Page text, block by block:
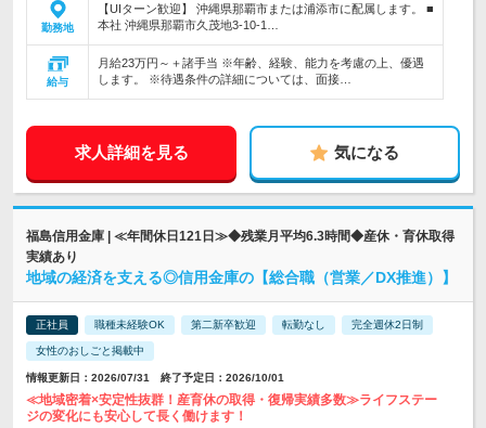
勤務地
【UIターン歓迎】 沖縄県那覇市または浦添市に配属します。 ■
本社 沖縄県那覇市久茂地3-10-1…
給与
月給23万円～＋諸手当 ※年齢、経験、能力を考慮の上、優遇
します。 ※待遇条件の詳細については、面接…
求人詳細を見る 気になる
福島信用金庫 | ≪年間休日121日≫◆残業月平均6.3時間◆産休・育休取得
実績あり
地域の経済を支える◎信用金庫の【総合職（営業／DX推進）】
正社員 職種未経験OK 第二新卒歓迎 転勤なし 完全週休2日制
女性のおしごと掲載中
情報更新日：2026/07/31 終了予定日：2026/10/01
≪地域密着×安定性抜群！産育休の取得・復帰実績多数≫ライフステー
ジの変化にも安心して長く働けます！